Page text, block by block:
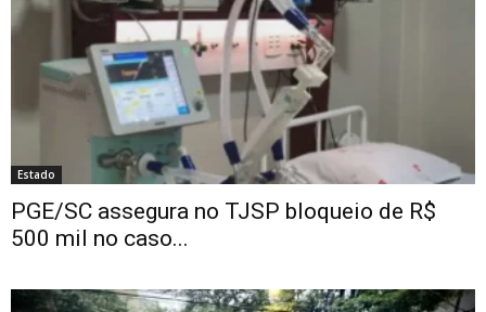
Estado
PGE/SC assegura no TJSP bloqueio de R$
500 mil no caso...